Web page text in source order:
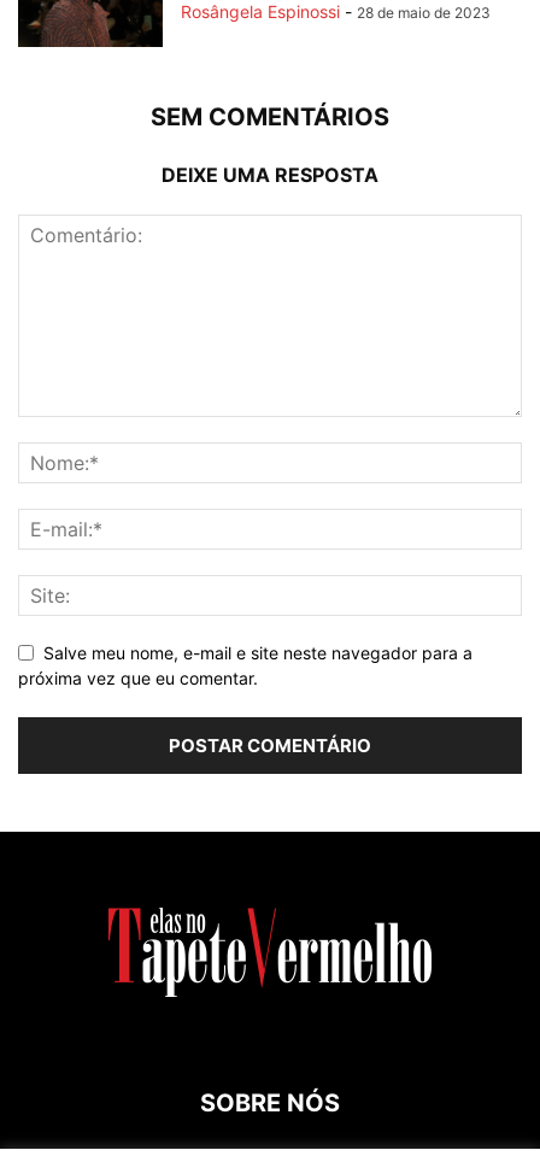
Rosângela Espinossi - 28 de maio de 2023
SEM COMENTÁRIOS
DEIXE UMA RESPOSTA
Salve meu nome, e-mail e site neste navegador para a
próxima vez que eu comentar.
SOBRE NÓS